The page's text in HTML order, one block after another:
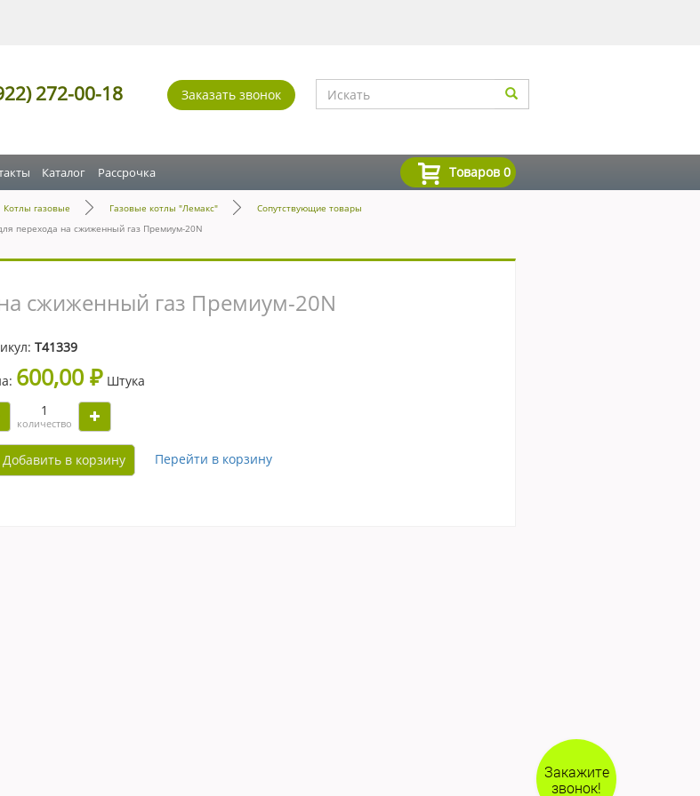
272-00-18 Заказать звонок
Каталог Рассрочка Товаров 0
Котлы газовые Газовые котлы "Лемакс"
Сопутствующие товары
перехода на сжиженный газ Премиум-20N
сжиженный газ Премиум-20N
Т41339
600,00 ₽ Штука
количество
Добавить в корзину Перейти в корзину
Закажите
звонок!